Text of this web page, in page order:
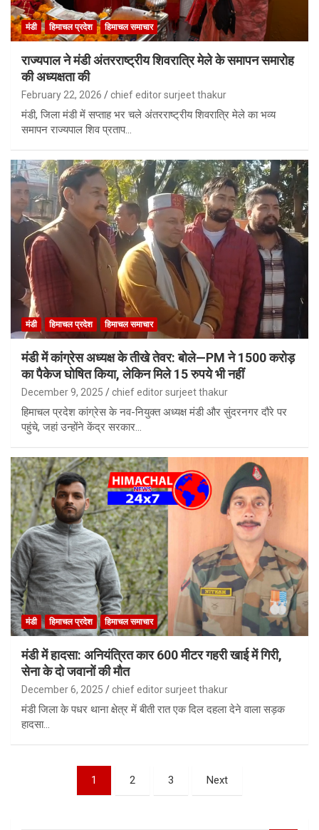
मंडी हिमाचल प्रदेश हिमाचल समाचार
राज्यपाल ने मंडी अंतरराष्ट्रीय शिवरात्रि मेले के समापन समारोह
की अध्यक्षता की
February 22, 2026 chief editor surjeet thakur
मंडी, जिला मंडी में सप्ताह भर चले अंतरराष्ट्रीय शिवरात्रि मेले का भव्य
समापन राज्यपाल शिव प्रताप…
मंडी हिमाचल प्रदेश हिमाचल समाचार
मंडी में कांग्रेस अध्यक्ष के तीखे तेवर: बोले—PM ने 1500 करोड़
का पैकेज घोषित किया, लेकिन मिले 15 रुपये भी नहीं
December 9, 2025 chief editor surjeet thakur
हिमाचल प्रदेश कांग्रेस के नव-नियुक्त अध्यक्ष मंडी और सुंदरनगर दौरे पर
पहुंचे, जहां उन्होंने केंद्र सरकार…
मंडी हिमाचल प्रदेश हिमाचल समाचार
मंडी में हादसा: अनियंत्रित कार 600 मीटर गहरी खाई में गिरी,
सेना के दो जवानों की मौत
December 6, 2025 chief editor surjeet thakur
मंडी जिला के पधर थाना क्षेत्र में बीती रात एक दिल दहला देने वाला सड़क
हादसा…
pagination
1 2 3 Next